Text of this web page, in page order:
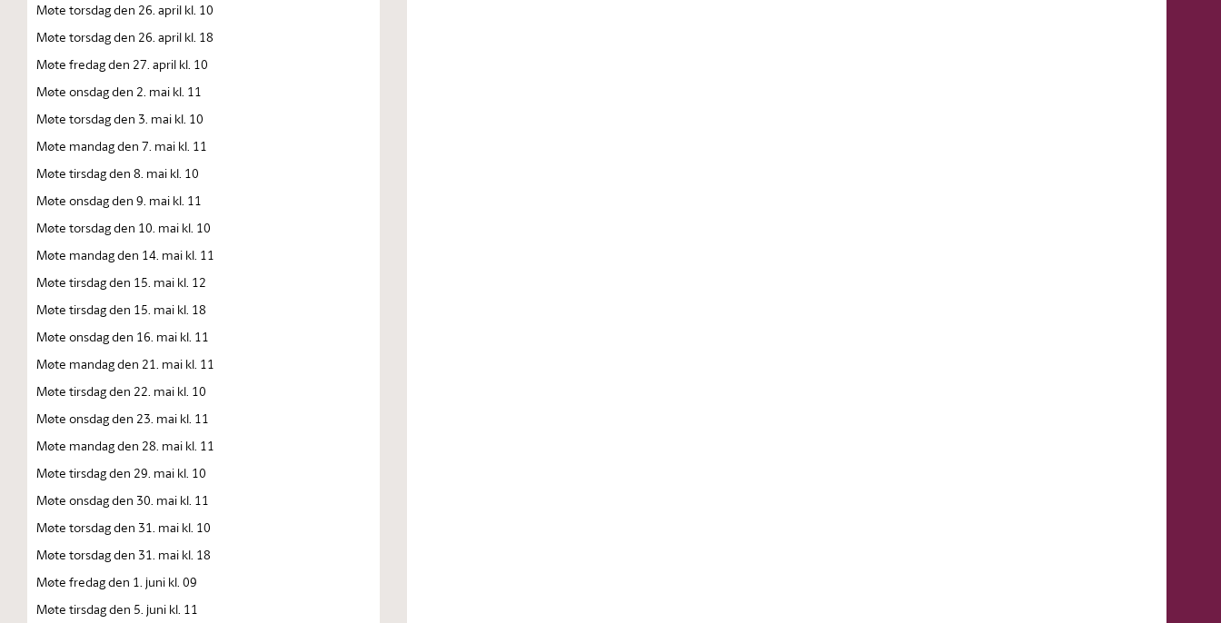
Møte torsdag den 26. april kl. 10
Møte torsdag den 26. april kl. 18
Møte fredag den 27. april kl. 10
Møte onsdag den 2. mai kl. 11
Møte torsdag den 3. mai kl. 10
Møte mandag den 7. mai kl. 11
Møte tirsdag den 8. mai kl. 10
Møte onsdag den 9. mai kl. 11
Møte torsdag den 10. mai kl. 10
Møte mandag den 14. mai kl. 11
Møte tirsdag den 15. mai kl. 12
Møte tirsdag den 15. mai kl. 18
Møte onsdag den 16. mai kl. 11
Møte mandag den 21. mai kl. 11
Møte tirsdag den 22. mai kl. 10
Møte onsdag den 23. mai kl. 11
Møte mandag den 28. mai kl. 11
Møte tirsdag den 29. mai kl. 10
Møte onsdag den 30. mai kl. 11
Møte torsdag den 31. mai kl. 10
Møte torsdag den 31. mai kl. 18
Møte fredag den 1. juni kl. 09
Møte tirsdag den 5. juni kl. 11